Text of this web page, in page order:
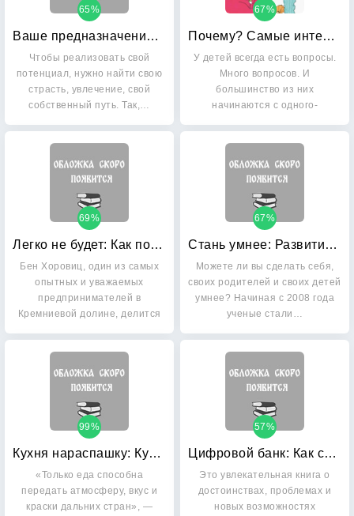
Ваше предназначение: Практическое руководство для тех, кто хочет реализовать свой потенциал
65%
Чтобы реализовать свой
потенциал, нужно найти свою
страсть, увлечение, свой
собственный путь. Так,…
Почему? Самые интересные детские вопросы о природе, науке и мире вокруг нас
67%
У детей всегда есть вопросы.
Много вопросов. И
большинство из них
начинаются с одного-
Легко не будет: Как построить бизнес, когда вопросов больше, чем ответов
69%
Бен Хоровиц, один из самых
опытных и уважаемых
предпринимателей в
Кремниевой долине, делится
Стань умнее: Развитие мозга на практике
67%
Можете ли вы сделать себя,
своих родителей и своих детей
умнее? Начиная с 2008 года
ученые стали…
Кухня нараспашку: Кулинарные идеи со всего света
99%
«Только еда способна
передать атмосферу, вкус и
краски дальних стран», —
Цифровой банк: Как создать цифровой банк или стать им
57%
Это увлекательная книга о
достоинствах, проблемах и
новых возможностях